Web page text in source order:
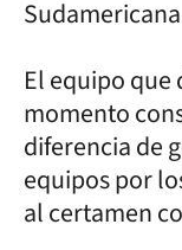
El equipo que
momento
diferencia de
equipos por
al certamen